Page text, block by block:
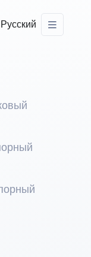
Русский